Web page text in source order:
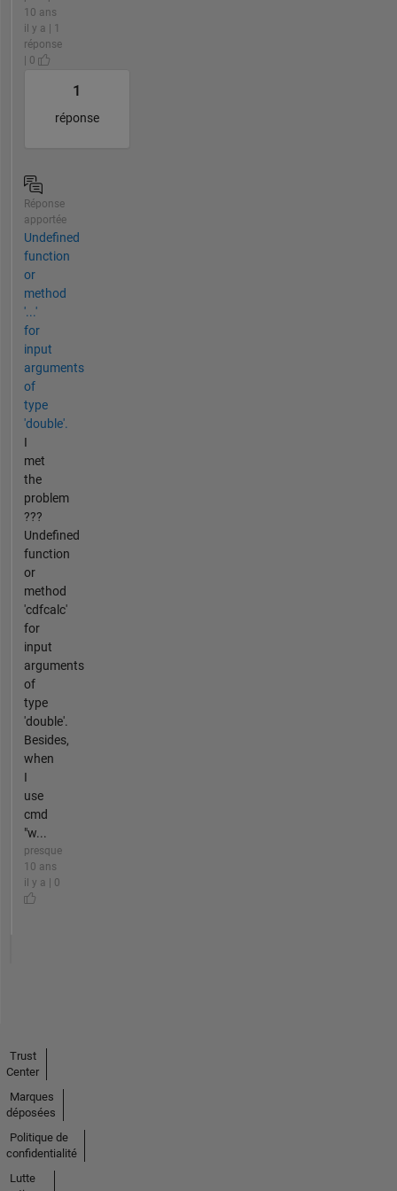
10 ans
il y a | 1
réponse
| 0
1
réponse
Réponse
apportée
Undefined
function
or
method
'...'
for
input
arguments
of
type
'double'.
I
met
the
problem
???
Undefined
function
or
method
'cdfcalc'
for
input
arguments
of
type
'double'.
Besides,
when
I
use
cmd
"w...
presque
10 ans
il y a | 0
Trust
Center
Marques
déposées
Politique de
confidentialité
Lutte